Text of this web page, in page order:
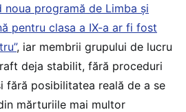
noua programă de Limba și
pentru clasa a IX-a ar fi fost
, iar membrii grupului de lucru
deja stabilit, fără proceduri
fără posibilitatea reală de a se
mărturiile mai multor